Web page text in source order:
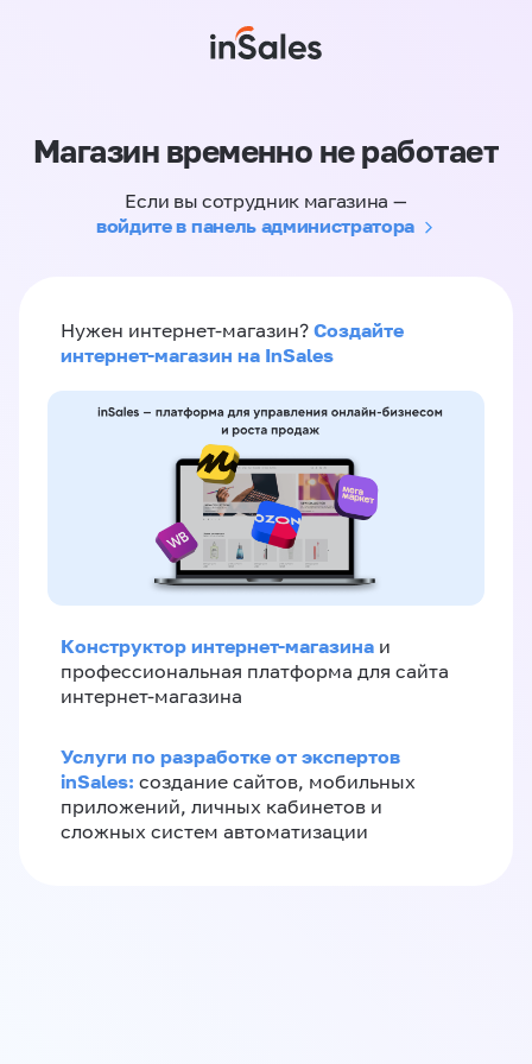
Магазин временно не работает
Если вы сотрудник магазина —
войдите в панель администратора
Нужен интернет-магазин? Создайте
интернет-магазин на InSales
Конструктор интернет-магазина и
профессиональная платформа для сайта
интернет-магазина
Услуги по разработке от экспертов
inSales: создание сайтов, мобильных
приложений, личных кабинетов и
сложных систем автоматизации